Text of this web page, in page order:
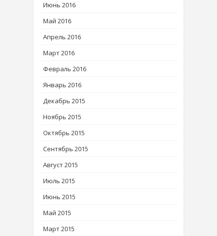
Июнь 2016
Май 2016
Апрель 2016
Март 2016
Февраль 2016
Январь 2016
Декабрь 2015
Ноябрь 2015
Октябрь 2015
Сентябрь 2015
Август 2015
Июль 2015
Июнь 2015
Май 2015
Март 2015